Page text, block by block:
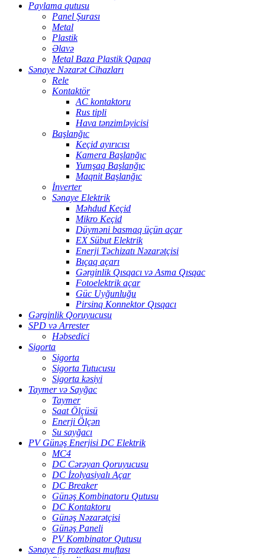
Paylama qutusu
Panel Şurası
Metal
Plastik
Əlavə
Metal Baza Plastik Qapaq
Sənaye Nəzarət Cihazları
Rele
Kontaktör
AC kontaktoru
Rus tipli
Hava tənzimləyicisi
Başlanğıc
Keçid ayırıcısı
Kamera Başlanğıc
Yumşaq Başlanğıc
Maqnit Başlanğıc
İnverter
Sənaye Elektrik
Məhdud Keçid
Mikro Keçid
Düyməni basmaq üçün açar
EX Sübut Elektrik
Enerji Təchizatı Nəzarətçisi
Bıçaq açarı
Gərginlik Qısqacı və Asma Qısqac
Fotoelektrik açar
Güc Uyğunluğu
Pirsinq Konnektor Qısqacı
Gərginlik Qoruyucusu
SPD və Arrester
Həbsedici
Sigorta
Sigorta
Sigorta Tutucusu
Sigorta kəsiyi
Taymer və Sayğac
Taymer
Saat Ölçüsü
Enerji Ölçən
Su sayğacı
PV Günəş Enerjisi DC Elektrik
MC4
DC Cərəyan Qoruyucusu
DC İzolyasiyalı Açar
DC Breaker
Günəş Kombinatoru Qutusu
DC Kontaktoru
Günəş Nəzarətçisi
Günəş Paneli
PV Kombinator Qutusu
Sənaye fiş rozetkası muftası